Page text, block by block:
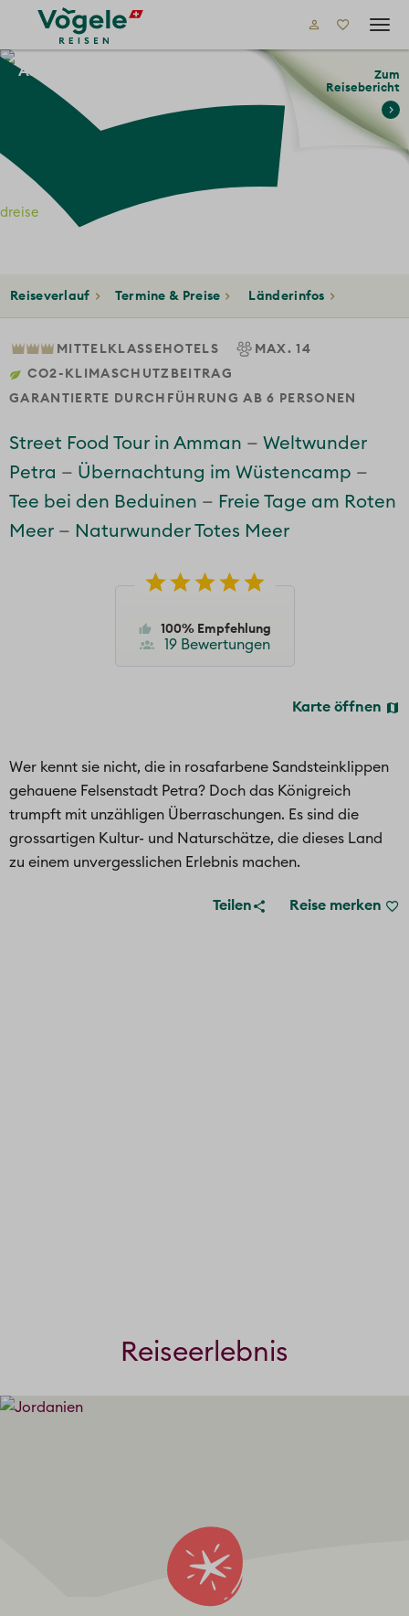
Zum
Reisebericht
Asien
Reiseverlauf Termine & Preise Länderinfos
MITTELKLASSEHOTELS
MAX. 14
CO2-KLIMASCHUTZBEITRAG
GARANTIERTE DURCHFÜHRUNG AB 6 PERSONEN
Street Food Tour in Amman
Weltwunder
Petra
Übernachtung im Wüstencamp
Tee bei den Beduinen
Freie Tage am Roten
Meer
Naturwunder Totes Meer
100% Empfehlung
19 Bewertungen
Karte öffnen
Wer kennt sie nicht, die in rosafarbene Sandsteinklippen
gehauene Felsenstadt Petra? Doch das Königreich
trumpft mit unzähligen Überraschungen. Es sind die
grossartigen Kultur- und Naturschätze, die dieses Land
zu einem unvergesslichen Erlebnis machen.
Reise merken
Teilen
Reiseerlebnis